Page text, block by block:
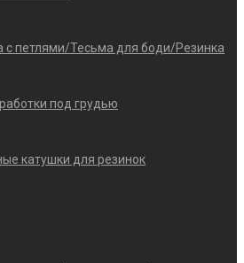
с петлями/Тесьма для боди/Резинка
под грудью
катушки для резинок